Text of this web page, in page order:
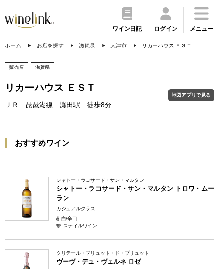
ワイン日記 ログイン メニュー
ホーム お店を探す 滋賀県 大津市 リカーハウス ＥＳＴ
販売店 滋賀県
リカーハウス ＥＳＴ
ＪＲ 琵琶湖線 瀬田駅 徒歩8分
地図アプリで見る
おすすめワイン
シャトー・ラコサード・サン・マルタン
シャトー・ラコサード・サン・マルタン トロワ・ムー
ラン
カジュアルクラス
白/辛口
スティルワイン
クリテール・ブリュット・ド・ブリュット
ヴーヴ・デュ・ヴェルネ ロゼ